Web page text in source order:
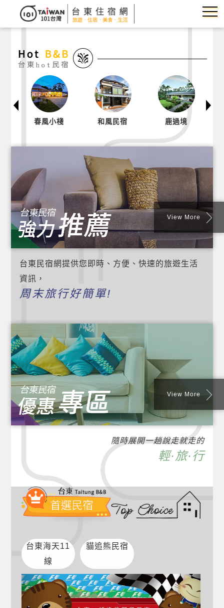
和風民宿 鹿過境
浪閣33.35
民宿
View More
台東民宿網提供您即時、方便、快速的旅遊生活
資訊，
周末旅行好簡單!
View More
隨時展開一趟說走就走的
輕·旅·行
台東海天11
線
貓追熊民宿